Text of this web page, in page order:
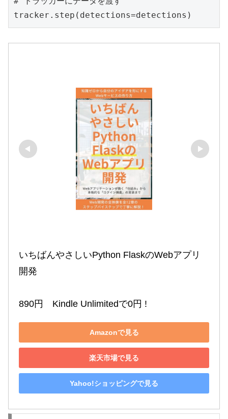
tracker.step(detections=detections)
いちばんやさしいPython FlaskのWebアプリ
開発
890円　Kindle Unlimitedで0円 !
Amazonで見る
楽天市場で見る
Yahoo!ショッピングで見る